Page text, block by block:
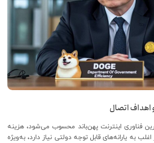
اهداف اتصال
فناوری اینترنت پهن‌باند محسوب می‌شود، هزینه
اغلب به یارانه‌های قابل توجه دولتی نیاز دارد، به‌ویژه